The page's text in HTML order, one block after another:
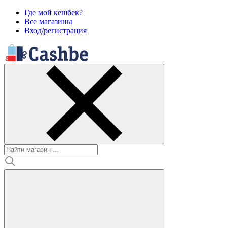
Где мой кешбек?
Все магазины
Вход/регистрация